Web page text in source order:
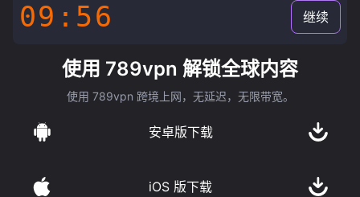
09:55 继续
使用 789vpn 解锁全球内容
使用 789vpn 跨境上网，无延迟，无限带宽。
安卓版下载
iOS 版下载